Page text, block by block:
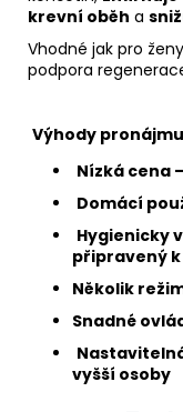
krevní oběh a
Vhodné jak pro
podpora
Výhody
Nízká cena
Domácí
Hygienicky
připravený
Několik
Snadné
vyšší osoby